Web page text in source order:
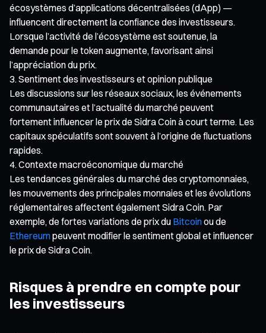
écosystèmes d’applications décentralisées (dApp) —
influencent directement la confiance des investisseurs.
Lorsque l’activité de l’écosystème est soutenue, la
demande pour le token augmente, favorisant ainsi
l’appréciation du prix.
Sentiment des investisseurs et opinion publique
Les discussions sur les réseaux sociaux, les événements
communautaires et l’actualité du marché peuvent
fortement influencer le prix de Sidra Coin à court terme. Les
capitaux spéculatifs sont souvent à l’origine de fluctuations
rapides.
Contexte macroéconomique du marché
Les tendances générales du marché des cryptomonnaies,
les mouvements des principales monnaies et les évolutions
réglementaires affectent également Sidra Coin. Par
exemple, de fortes variations de prix du Bitcoinou de
Ethereumpeuvent modifier le sentiment global et influencer
le prix de Sidra Coin.
Risques à prendre en compte pour
les investisseurs